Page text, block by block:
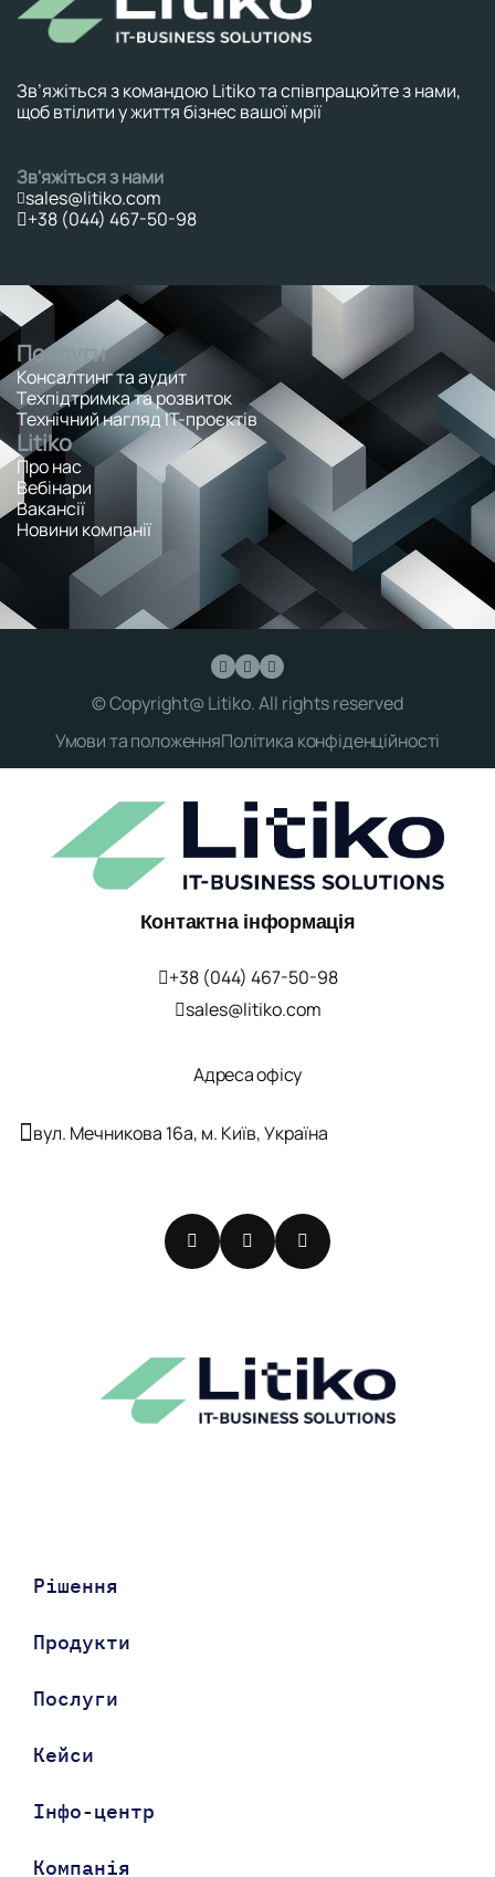
Зв’яжіться з командою Litiko та співпрацюйте з нами,
щоб втілити у життя бізнес вашої мрії
Зв'яжіться з нами
sales@litiko.com
+38 (044) 467-50-98
Послуги
Консалтинг та аудит
Техпідтримка та розвиток
Технічний нагляд ІТ-проєктів
Litiko
Про нас
Вебінари
Вакансії
Новини компанії
© Copyright@ Litiko. All rights reserved
Умови та положенняПолітика конфіденційності
Контактна інформація
+38 (044) 467-50-98
sales@litiko.com
Адреса офісу
вул. Мечникова 16а, м. Київ, Україна
Рішення
Продукти
Послуги
Кейси
Інфо-центр
Компанія